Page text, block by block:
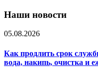
Наши новости
05.08.2026
Как продлить срок
вода, накипь, очистка и